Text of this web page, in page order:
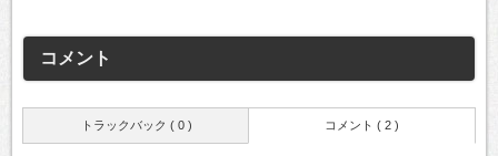
コメント
トラックバック ( 0 ) コメント ( 2 )